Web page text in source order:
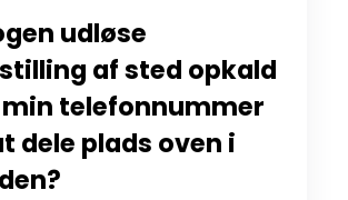
udløse
af sted opkald
telefonnummer
dele plads oven i